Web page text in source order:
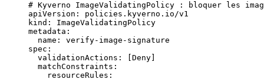
# Kyverno ImageValidatingPolicy : bloquer les
apiVersion : policies.kyverno.io/v1
kind : ImageValidatingPolicy
metadata :
name : verify-image-signature
spec :
validationActions : [ Deny
matchConstraints :
resourceRules :